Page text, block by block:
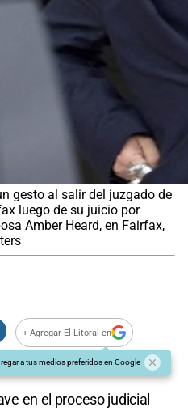
gesto al salir del juzgado de
luego de su juicio por
Amber Heard, en Fairfax,
+ Agregar El Litoral en
a tus medios preferidos en Google
en el proceso judicial